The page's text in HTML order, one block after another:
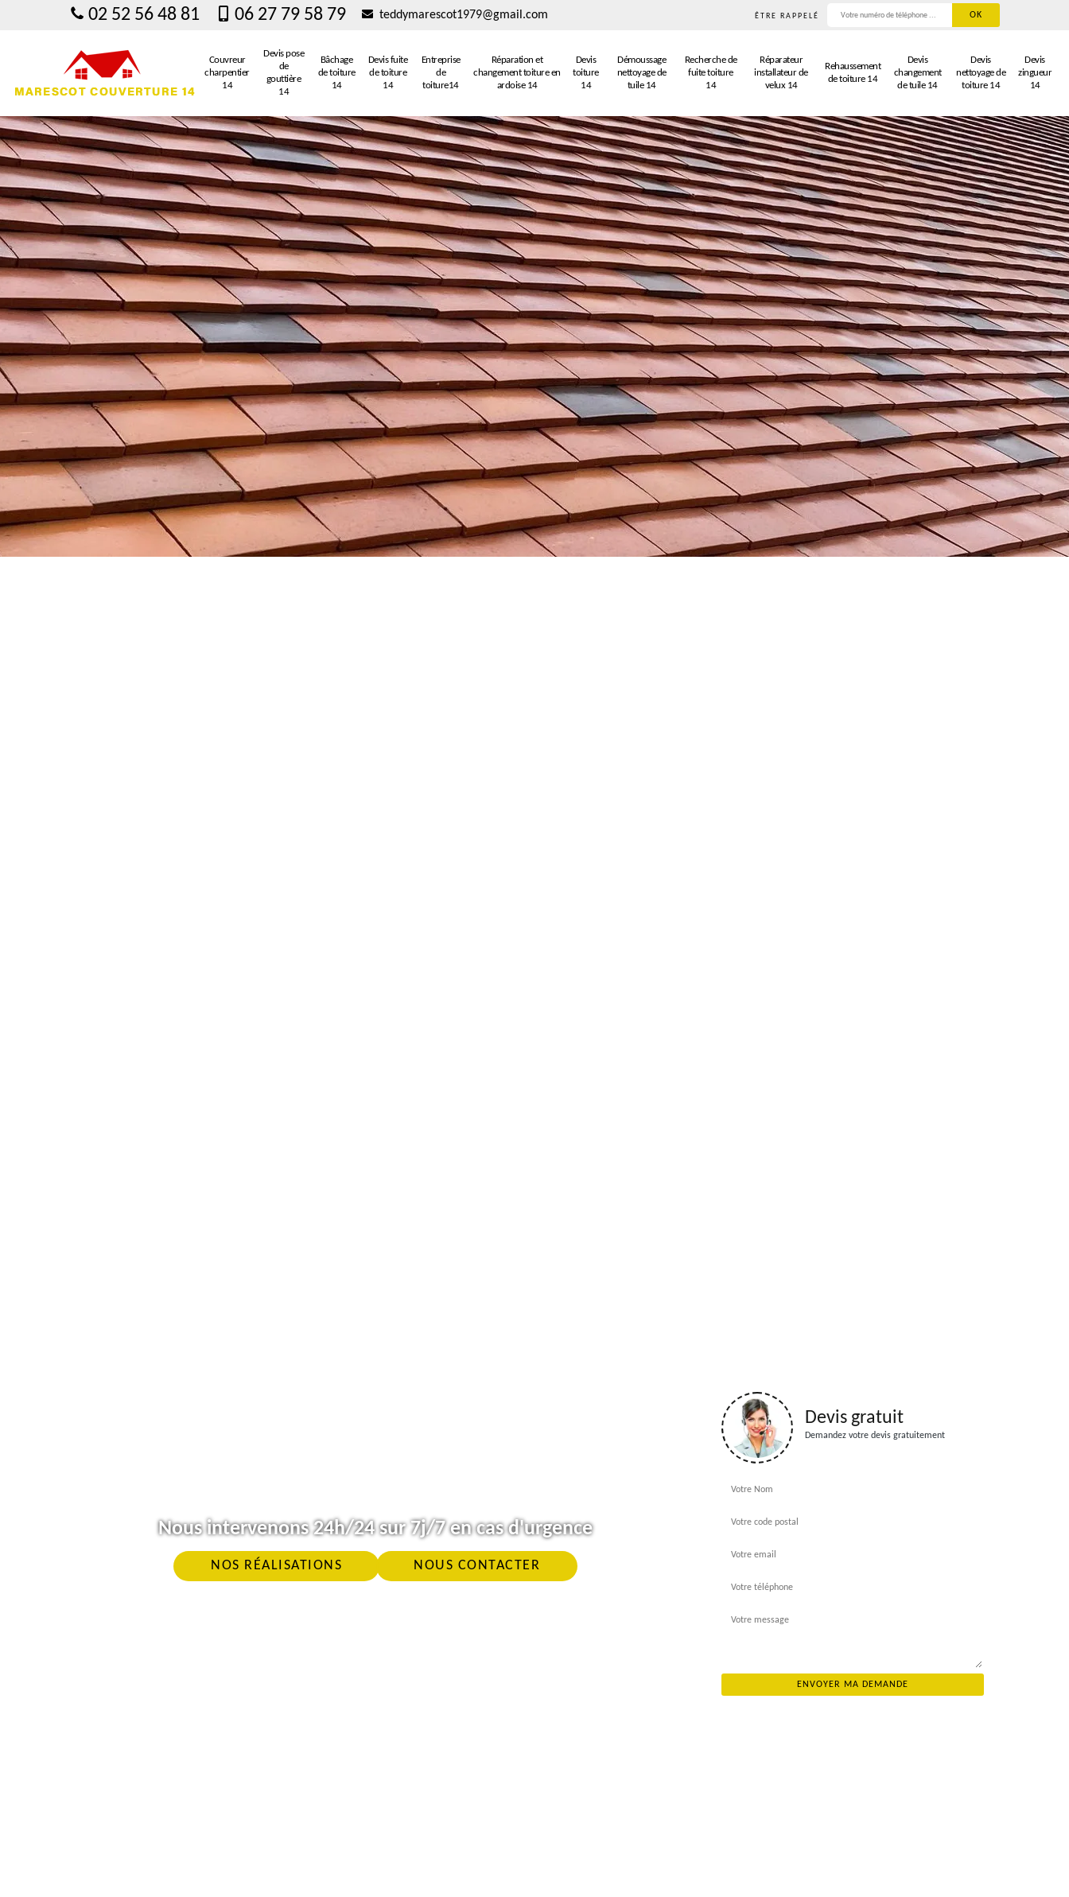
02 52 56 48 81 06 27 79 58 79 teddymarescot1979@gmail.com ÊTRE RAPPELÉ
Couvreur
charpentier
14
Devis pose
de
gouttière
14
Bâchage
de toiture
14
Devis fuite
de toiture
14
Entreprise
de
toiture14
Réparation et
changement toiture en
ardoise 14
Devis
toiture
14
Démoussage
nettoyage de
tuile 14
Recherche de
fuite toiture
14
Réparateur
installateur de
velux 14
Rehaussement
de toiture 14
Devis
changement
de tuile 14
Devis
nettoyage de
toiture 14
Devis
zingueur
14
Nous intervenons 24h/24 sur 7j/7 en cas d'urgence
NOS RÉALISATIONS NOUS CONTACTER
Devis gratuit
Demandez votre devis gratuitement